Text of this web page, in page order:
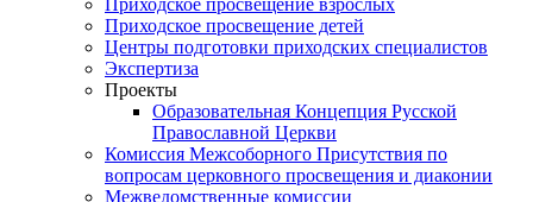
Приходское просвещение взрослых
Приходское просвещение детей
Центры подготовки приходских специалистов
Экспертиза
Проекты
Образовательная Концепция Русской
Православной Церкви
Комиссия Межсоборного Присутствия по
вопросам церковного просвещения и диаконии
Межведомственные комиссии